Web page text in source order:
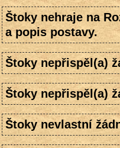
Štoky nehraje na
a popis postavy.
Štoky nepřispěl(a)
Štoky nepřispěl(a)
Štoky nevlastní